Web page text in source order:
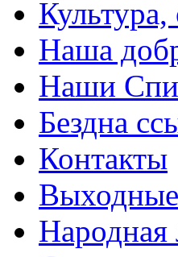
Наша
Наши
Бездна
Контакты
Народная